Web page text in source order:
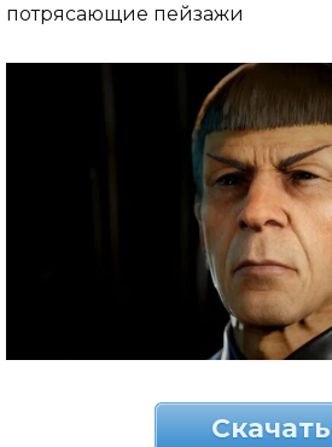
потрясающие пейзажи
Скачать